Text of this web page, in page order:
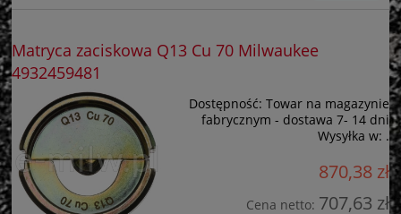
Matryca zaciskowa Q13 Cu 70 Milwaukee
4932459481
Dostępność: Towar na magazynie
fabrycznym - dostawa 7- 14 dni
Wysyłka w: .
870,38 zł
Cena netto: 707,63 zł